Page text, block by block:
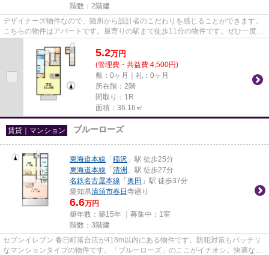
階数：2階建
デザイナーズ物件なので、随所から設計者のこだわりを感じることができます。
こちらの物件はアパートです。最寄りの駅まで徒歩11分の物件です。ぜひ一度見
ていただきたい、「リベルテ...
5.2万円
(管理費・共益費 4,500円)
敷：0ヶ月｜礼：0ヶ月
所在階：2階
間取り：1R
面積：36.16㎡
賃貸｜マンション ブルーローズ
東海道本線 「 稲沢 」駅 徒歩25分
東海道本線 「 清洲 」駅 徒歩27分
名鉄名古屋本線 「 奥田 」駅 徒歩37分
愛知県清須市春日 寺廻り
6.6万円
築年数：築15年 ｜募集中： 1室
階数：3階建
セブンイレブン 春日町落合店が418m以内にある物件です。防犯対策もバッチリ
なマンションタイプの物件です。「ブルーローズ」のここがイチオシ。快適な物